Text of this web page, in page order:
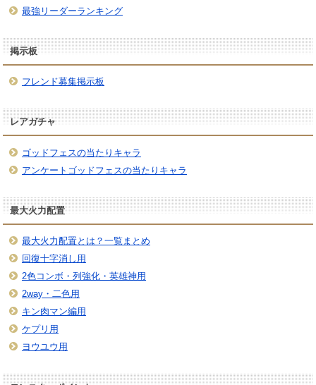
最強リーダーランキング
掲示板
フレンド募集掲示板
レアガチャ
ゴッドフェスの当たりキャラ
アンケートゴッドフェスの当たりキャラ
最大火力配置
最大火力配置とは？一覧まとめ
回復十字消し用
2色コンボ・列強化・英雄神用
2way・二色用
キン肉マン編用
ケプリ用
ヨウユウ用